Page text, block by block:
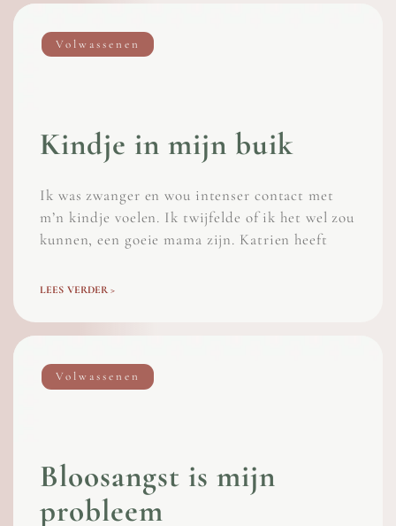
Volwassenen
Kindje in mijn buik
Ik was zwanger en wou intenser contact met
m’n kindje voelen. Ik twijfelde of ik het wel zou
kunnen, een goeie mama zijn. Katrien heeft
LEES VERDER >
Volwassenen
Bloosangst is mijn
probleem